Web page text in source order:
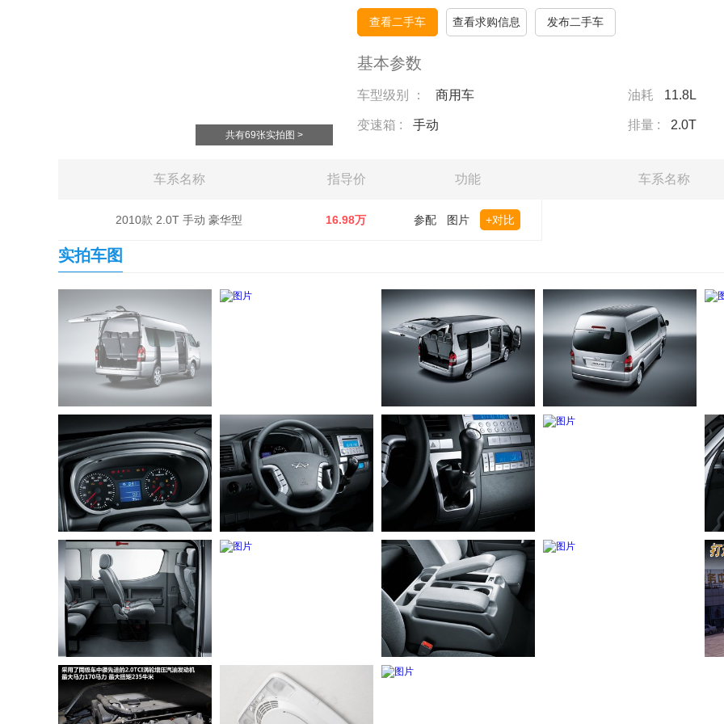
共有69张实拍图 >
查看二手车 查看求购信息 发布二手车
基本参数
车型级别 ： 商用车 油耗 11.8L
变速箱 : 手动 排量 : 2.0T
车系名称 指导价 功能 车系名称
2010款 2.0T 手动 豪华型 16.98万 参配 图片 +对比
实拍车图